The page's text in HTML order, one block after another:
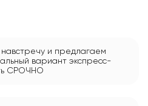
и предлагаем
вариант экспресс-
СРОЧНО